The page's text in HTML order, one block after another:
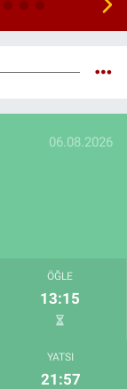
06.08.2026
ÖĞLE
13:15
YATSI
21:57